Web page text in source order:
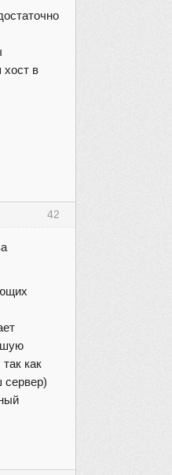
хост в
42
как
сервер)